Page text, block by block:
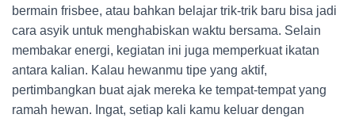
bermain frisbee, atau bahkan belajar trik-trik baru bisa jadi
cara asyik untuk menghabiskan waktu bersama. Selain
membakar energi, kegiatan ini juga memperkuat ikatan
antara kalian. Kalau hewanmu tipe yang aktif,
pertimbangkan buat ajak mereka ke tempat-tempat yang
ramah hewan. Ingat, setiap kali kamu keluar dengan